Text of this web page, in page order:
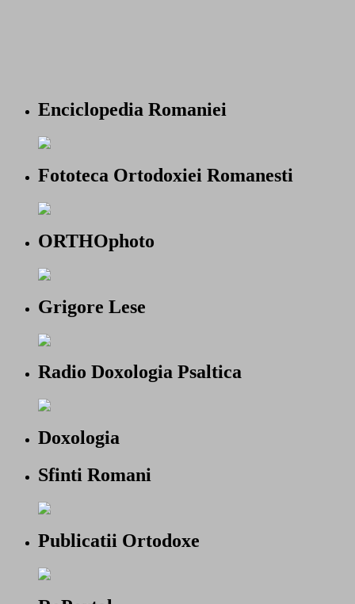
Enciclopedia Romaniei
Fototeca Ortodoxiei Romanesti
ORTHOphoto
Grigore Lese
Radio Doxologia Psaltica
Doxologia
Sfinti Romani
Publicatii Ortodoxe